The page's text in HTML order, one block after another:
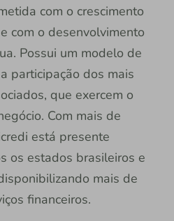
com o crescimento
com o desenvolvimento
Possui um modelo de
participação dos mais
que exercem o
Com mais de
está presente
os estados brasileiros e
mais de
financeiros.